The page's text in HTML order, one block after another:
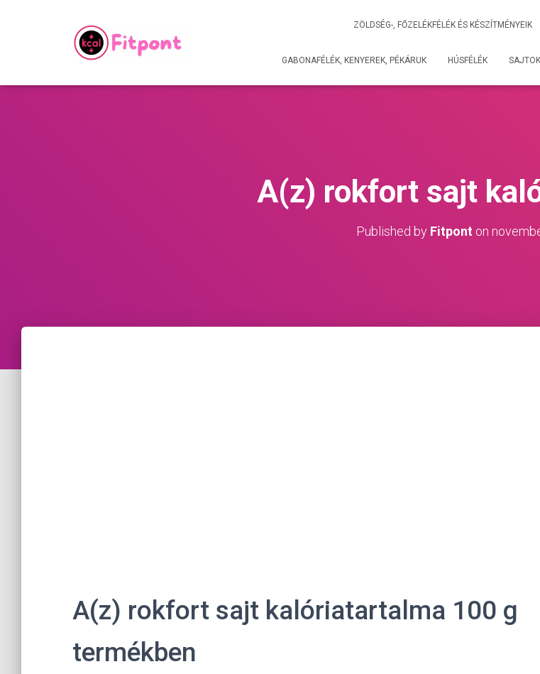
ZÖLDSÉG-, FŐZELÉKFÉLÉK ÉS KÉSZÍTMÉNYEIK
GABONAFÉLÉK, KENYEREK, PÉKÁRUK HÚSFÉLÉK SAJTOK
A(z) rokfort sajt
Published by Fitpont on
A(z) rokfort sajt kalóriatartalma 100 g
termékben